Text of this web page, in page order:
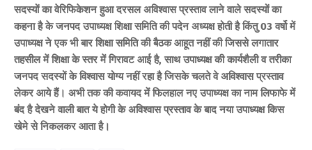
सदस्यों का वेरिफिकेशन हुआ दरसल अविश्वास प्रस्ताव लाने वाले सदस्यों का
कहना है के जनपद उपाध्यक्ष शिक्षा समिति की पदेन अध्यक्ष होती है किंतु 03 वर्षो में
उपाध्यक्ष ने एक भी बार शिक्षा समिति की बैठक आहूत नहीं की जिससे लगातार
तहसील में शिक्षा के स्तर में गिरावट आई है, साथ उपाध्यक्ष की कार्यशैली व तरीका
जनपद सदस्यों के विश्वास योग्य नहीं रहा है जिसके चलते वे अविश्वास प्रस्ताव
लेकर आये हैं। अभी तक की कवायद में फिलहाल नए उपाध्यक्ष का नाम लिफाफे में
बंद है देखने वाली बात ये होगी के अविश्वास प्रस्ताव के बाद नया उपाध्यक्ष किस
खेमे से निकलकर आता है।